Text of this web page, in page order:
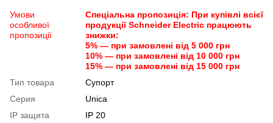
Умови
особливої
пропозиції
Спеціальна пропозиція: При купівлі всієї
продукції Schneider Electric працюють
знижки:
5% — при замовлені від 5 000 грн
10% — при замовлені від 10 000 грн
15% — при замовлені від 15 000 грн
Тип товара
Супорт
Серия
Unica
IP защита
IP 20